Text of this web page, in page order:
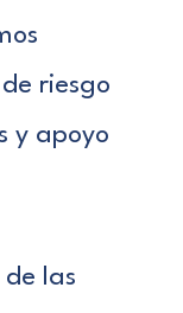
riesgo
y apoyo
de las